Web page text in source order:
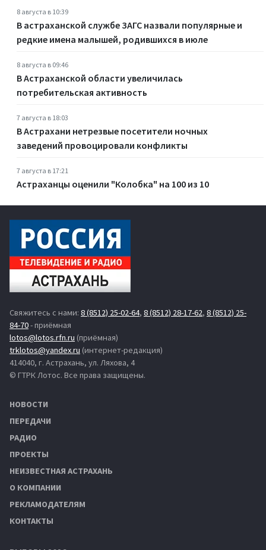
8 августа в 10:39
В астраханской службе ЗАГС назвали популярные и
редкие имена малышей, родившихся в июле
8 августа в 09:46
В Астраханской области увеличилась
потребительская активность
7 августа в 18:03
В Астрахани нетрезвые посетители ночных
заведений провоцировали конфликты
7 августа в 17:21
Астраханцы оценили "Колобка" на 100 из 10
Свяжитесь с нами: 8 (8512) 25-02-64, 8 (8512) 28-17-62, 8 (8512) 25-
84-70- приёмная
lotos@lotos.rfn.ru (приёмная)
trklotos@yandex.ru (интернет-редакция)
414040, г. Астрахань, ул. Ляхова, 4
© ГТРК Лотос. Все права защищены.
НОВОСТИ
ПЕРЕДАЧИ
РАДИО
ПРОЕКТЫ
НЕИЗВЕСТНАЯ АСТРАХАНЬ
О КОМПАНИИ
РЕКЛАМОДАТЕЛЯМ
КОНТАКТЫ